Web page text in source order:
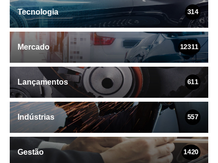
Tecnologia 314
Mercado 12311
Lançamentos 611
Indústrias 557
Gestão 1420